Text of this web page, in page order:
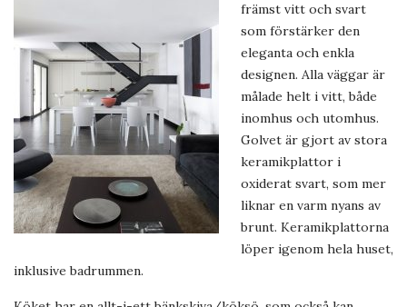
främst vitt och svart
som förstärker den
eleganta och enkla
designen. Alla väggar är
målade helt i vitt, både
inomhus och utomhus.
Golvet är gjort av stora
keramikplattor i
oxiderat svart, som mer
liknar en varm nyans av
brunt. Keramikplattorna
löper igenom hela huset,
inklusive badrummen.